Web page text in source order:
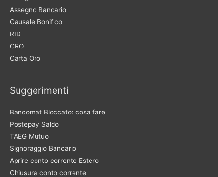
Assegno Bancario
Causale Bonifico
RID
CRO
Carta Oro
Suggerimenti
Bancomat Bloccato: cosa fare
Postepay Saldo
TAEG Mutuo
Signoraggio Bancario
Aprire conto corrente Estero
Chiusura conto corrente